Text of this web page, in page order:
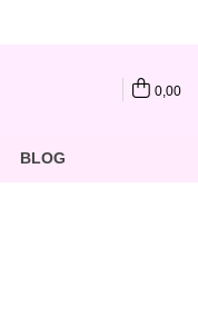
0,00
BLOG